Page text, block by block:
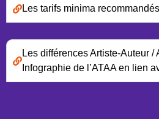
Les tarifs minima recommandés
Les différences Artiste-Auteur /
Infographie de l’ATAA en lien